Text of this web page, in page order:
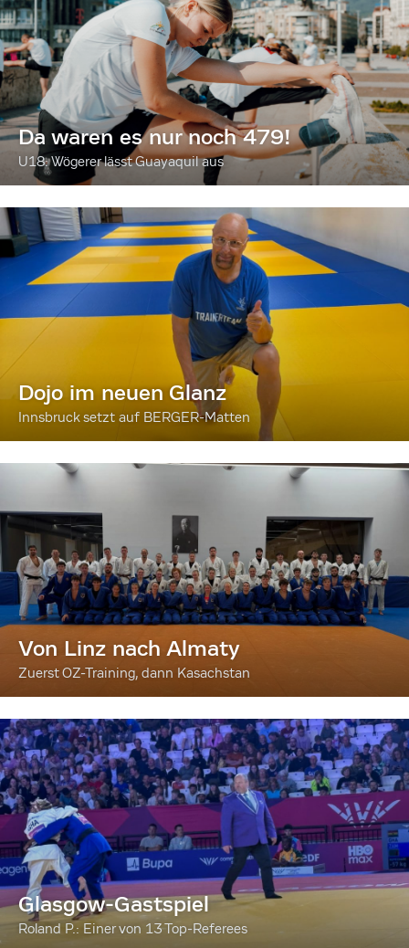
Da waren es nur noch 479!
U18: Wögerer lässt Guayaquil aus
Dojo im neuen Glanz
Innsbruck setzt auf BERGER-Matten
Von Linz nach Almaty
Zuerst OZ-Training, dann Kasachstan
Glasgow-Gastspiel
Roland P.: Einer von 13 Top-Referees